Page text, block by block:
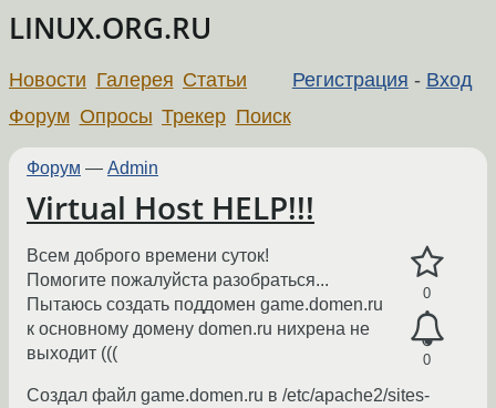
LINUX.ORG.RU
Регистрация - Вход
Новости Галерея Статьи
Форум Опросы Трекер Поиск
Форум — Admin
Virtual Host HELP!!!
0
0
Всем доброго времени суток!
Помогите пожалуйста разобраться...
Пытаюсь создать поддомен game.domen.ru
к основному домену domen.ru нихрена не
выходит (((
Создал файл game.domen.ru в /etc/apache2/sites-